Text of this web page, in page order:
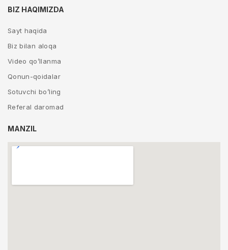
BIZ HAQIMIZDA
Sayt haqida
Biz bilan aloqa
Video qo’llanma
Qonun-qoidalar
Sotuvchi bo’ling
Referal daromad
MANZIL